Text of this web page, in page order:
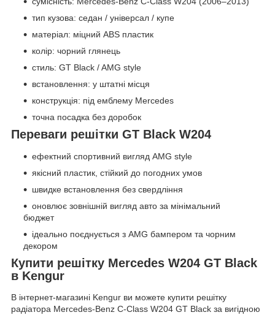
тип кузова: седан / універсал / купе
матеріал: міцний ABS пластик
колір: чорний глянець
стиль: GT Black / AMG style
встановлення: у штатні місця
конструкція: під емблему Mercedes
точна посадка без доробок
Переваги решітки GT Black W204
ефектний спортивний вигляд AMG style
якісний пластик, стійкий до погодних умов
швидке встановлення без свердління
оновлює зовнішній вигляд авто за мінімальний
бюджет
ідеально поєднується з AMG бампером та чорним
декором
Купити решітку Mercedes W204 GT Black
в Kengur
В інтернет-магазині Kengur ви можете купити решітку
радіатора Mercedes-Benz C-Class W204 GT Black за вигідною